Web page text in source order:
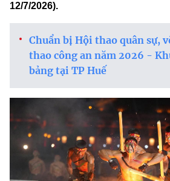
12/7/2026).
Chuẩn bị Hội thao quân sự,
thao công an năm 2026 -
bảng tại TP Huế